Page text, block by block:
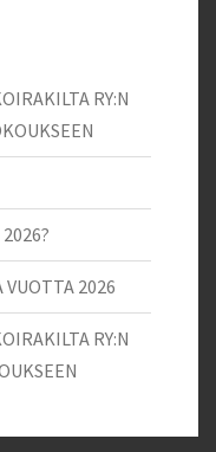
RY:N
VUOTTA 2026
RY:N